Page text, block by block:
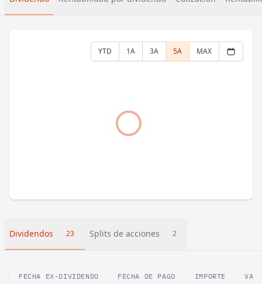
YTD 1A 3A 5A MAX
Dividendos 23 Splits de acciones 2
FECHA EX-DIVIDENDO FECHA DE PAGO IMPORTE